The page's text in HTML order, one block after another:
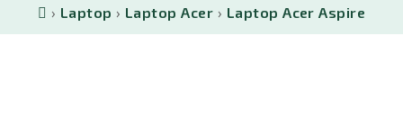
› Laptop › Laptop Acer › Laptop Acer Aspire